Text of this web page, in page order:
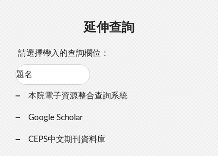
延伸查詢
請選擇帶入的查詢欄位：
本院電子資源整合查詢系統
Google Scholar
CEPS中文期刊資料庫